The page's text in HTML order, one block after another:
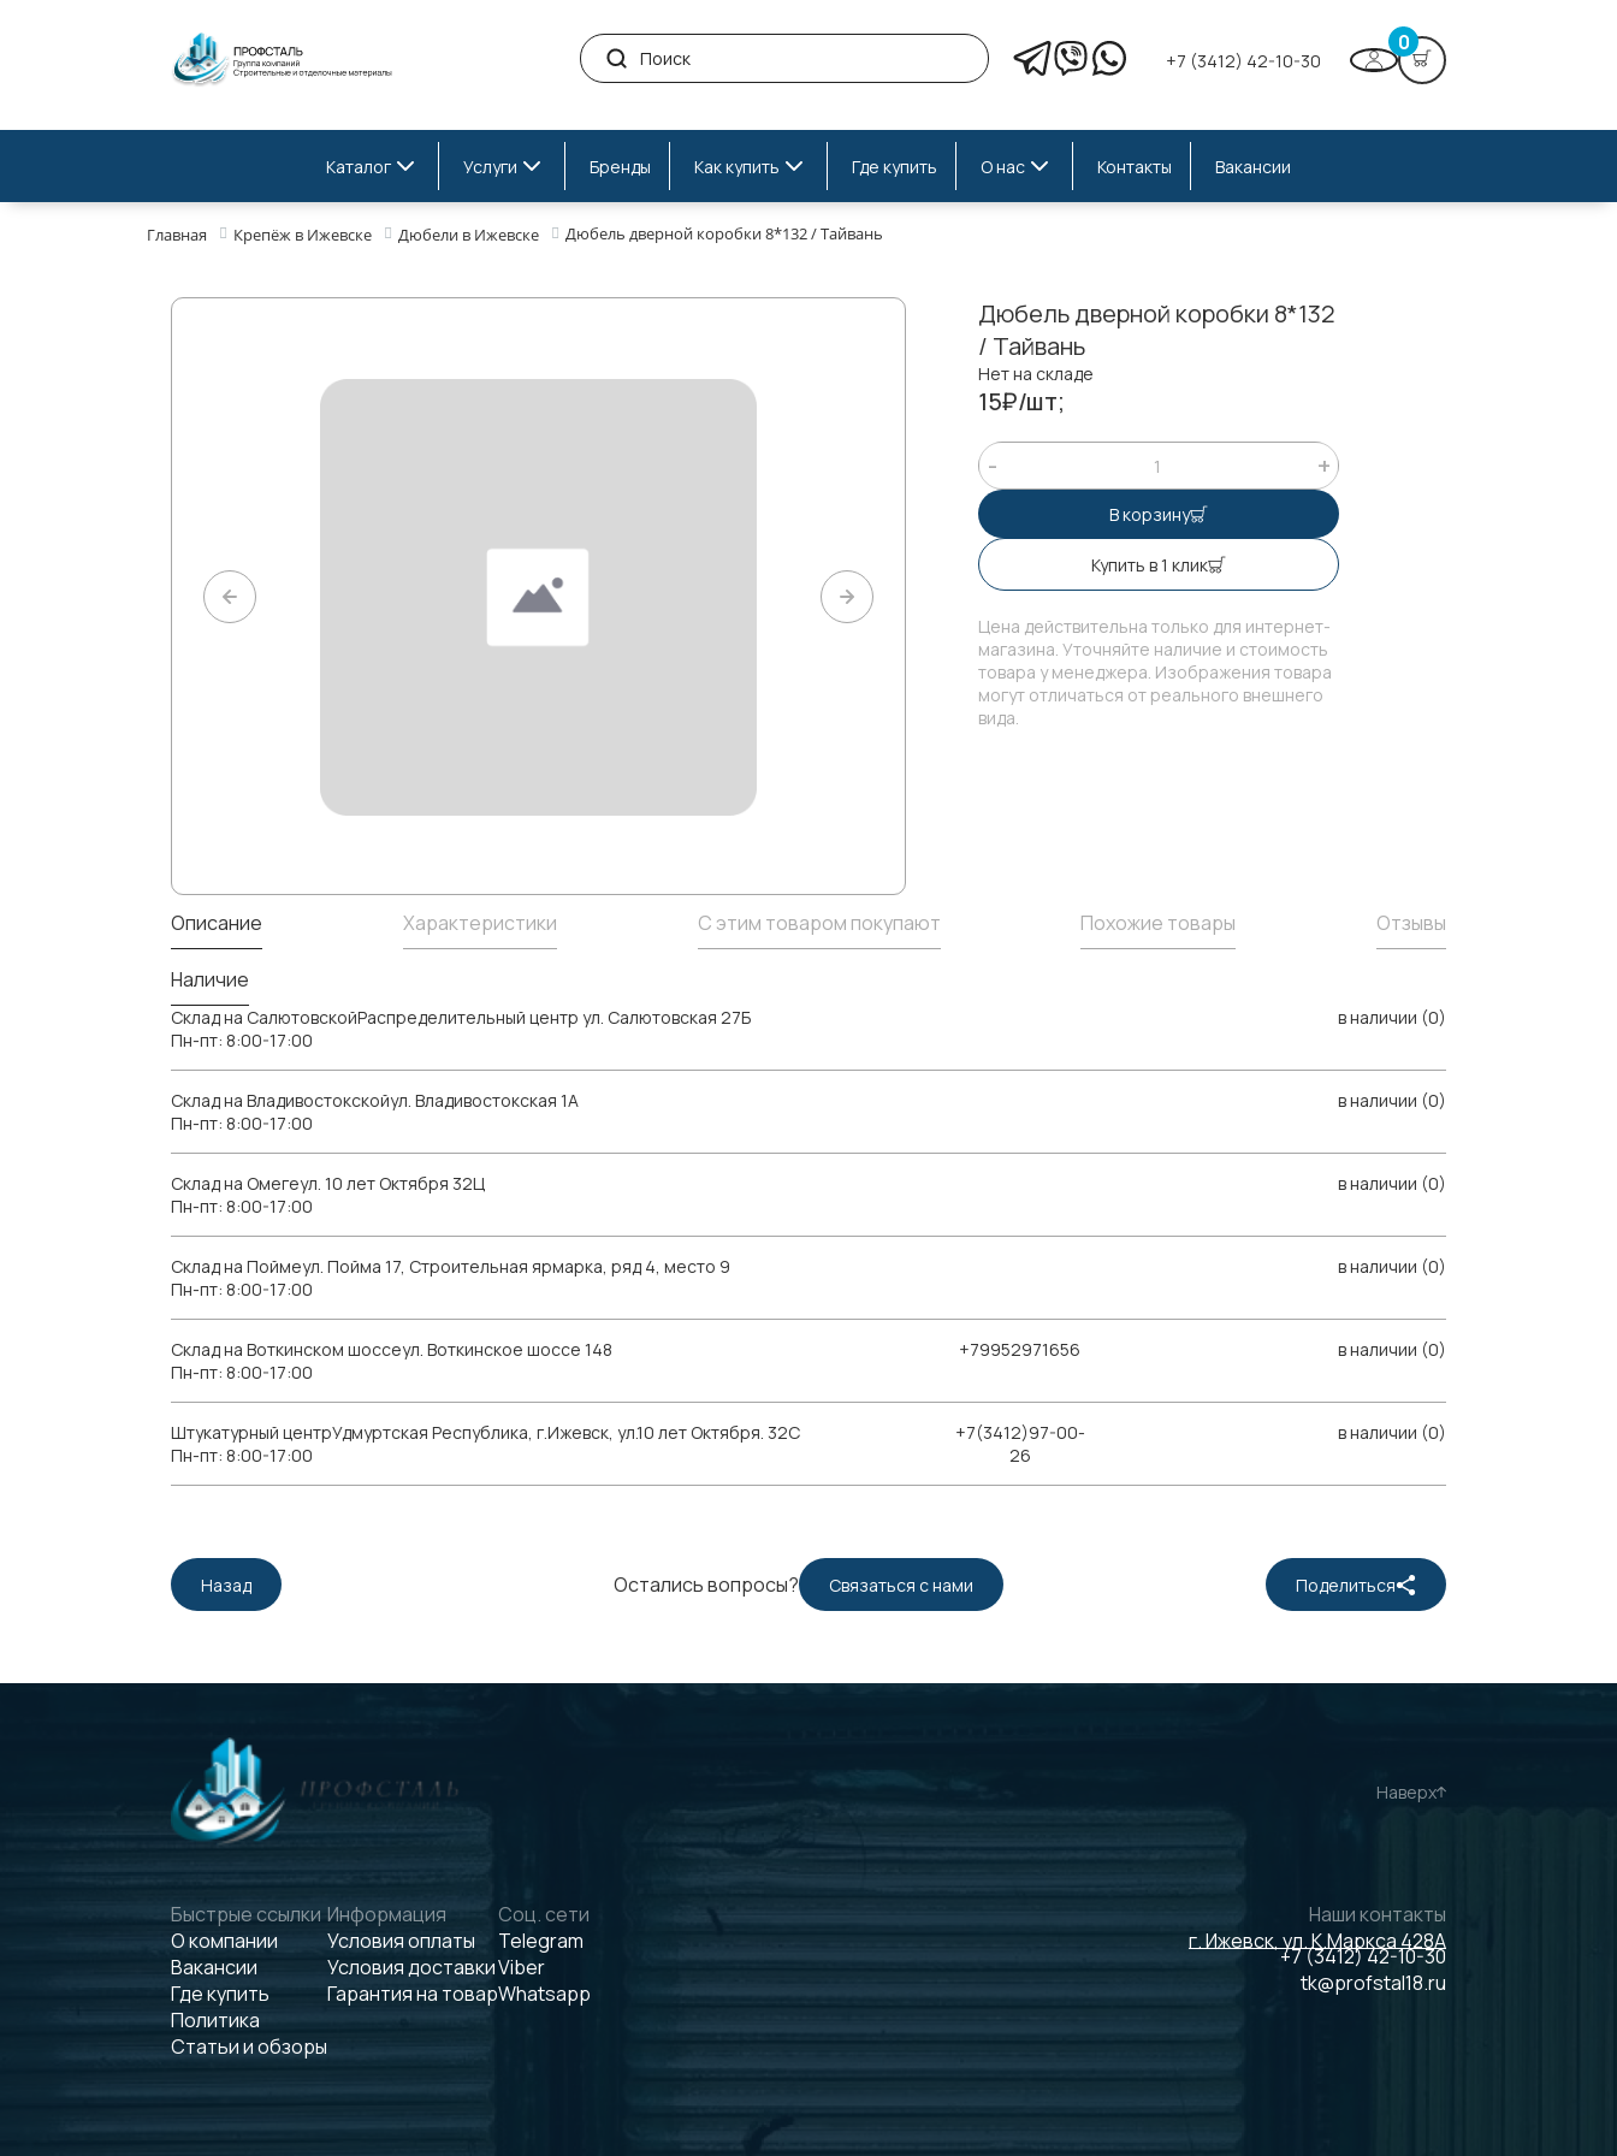
+7 (3412) 42-10-30
0
Каталог Услуги Бренды Как купить Где купить О нас Контакты Вакансии
Главная Крепёж в Ижевске Дюбели в Ижевске Дюбель дверной коробки 8*132 / Тайвань
Дюбель дверной коробки 8*132
/ Тайвань
Нет на складе
15₽/шт;
В корзину
Купить в 1 клик
Цена действительна только для интернет-
магазина. Уточняйте наличие и стоимость
товара у менеджера. Изображения товара
могут отличаться от реального внешнего
вида.
Описание Характеристики С этим товаром покупают Похожие товары Отзывы
Наличие
Склад на СалютовскойРаспределительный центр ул. Салютовская 27Б
Пн-пт: 8:00-17:00
в наличии (0)
Склад на Владивостокскойул. Владивостокская 1А
Пн-пт: 8:00-17:00
в наличии (0)
Склад на Омегеул. 10 лет Октября 32Ц
Пн-пт: 8:00-17:00
в наличии (0)
Склад на Поймеул. Пойма 17, Строительная ярмарка, ряд 4, место 9
Пн-пт: 8:00-17:00
в наличии (0)
Склад на Воткинском шоссеул. Воткинское шоссе 148
Пн-пт: 8:00-17:00
+79952971656 в наличии (0)
Штукатурный центрУдмуртская Республика, г.Ижевск, ул.10 лет Октября. 32С
Пн-пт: 8:00-17:00
+7(3412)97-00-
26
в наличии (0)
Остались вопросы? Связаться с нами
Назад Поделиться
Наверх
Быстрые ссылки
О компании
Вакансии
Где купить
Политика
Статьи и обзоры
Информация
Условия оплаты
Условия доставки
Гарантия на товар
Соц. сети
Telegram
Viber
Whatsapp
Наши контакты
г. Ижевск, ул. К.Маркса 428А
+7 (3412) 42-10-30
tk@profstal18.ru